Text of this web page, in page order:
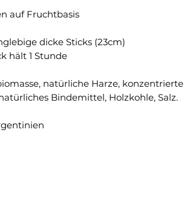
auf Fruchtbasis
dicke Sticks (23cm)
hält 1 Stunde
natürliche Harze, konzentrierte
Bindemittel, Holzkohle, Salz.